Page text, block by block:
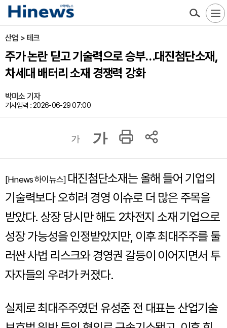
산업 > 테크
주가 논란 딛고 기술력으로 승부…대진첨단소재,
차세대 배터리 소재 경쟁력 강화
박미소 기자
기사입력 : 2026-06-29 07:00
가 가
[Hinews 하이뉴스] 대진첨단소재는 올해 들어 기업의
기술력보다 오히려 경영 이슈로 더 많은 주목을
받았다. 상장 당시만 해도 2차전지 소재 기업으로
성장 가능성을 인정받았지만, 이후 최대주주를 둘
러싼 사법 리스크와 경영권 갈등이 이어지면서 투
자자들의 우려가 커졌다.
실제로 최대주주였던 유성준 전 대표는 산업기술